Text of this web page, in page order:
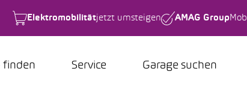
Elektromobilitätjetzt umsteigen AMAG Group
finden Service Garage suchen